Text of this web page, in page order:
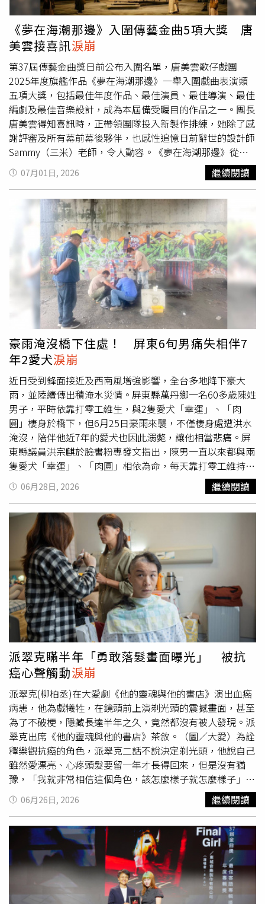
《夢在海潮那邊》入圍傳藝金曲5項大獎 唐
美雲接喜訊淚崩
第37屆傳藝金曲獎日前公布入圍名單，唐美雲歌仔戲團
2025年度旗艦作品《夢在海潮那邊》一舉入圍戲曲表演類
五項大獎，包括最佳年度作品、最佳演員、最佳導演、最佳
編劇及最佳音樂設計，成為本屆備受矚目的作品之一。團長
唐美雲得知喜訊時，正帶領團隊投入新製作排練，她除了感
謝評審及所有幕前幕後夥伴，也感性追憶日前辭世的設計師
Sammy（三米）老師，令人動容。《夢在海潮那邊》從劇
本發展、排練到巡迴演出，集結劇團多年創作能量，也展現
歌仔戲融合當代美學的全新樣貌。本次入圍項目包括戲曲表
演類最佳年度作品、《夢在海潮那邊》；最佳演員獎唐美
雲；最佳導演獎戴君芳；最佳編劇獎陳健星；以及最佳音樂
設計獎姬君達、陳歆翰，完整展現作品在表演、創作與製作
層面的整體實力。得知作品一口氣入圍五項大獎時，唐美雲
正與劇團成員為今年11月即將登場的慈濟《無量義法隨頌》
進行密集排練。她表示，當下大家都專注於排戲，接獲消息
後既驚喜又感動，非常感謝評審委員對劇團及所有入圍者的
肯定，也謝謝一路支持劇團的觀眾朋友，正因為有大家的鼓
勵，劇團才能持續推出更多精彩作品。唐美雲也特別向所有
參與《夢在海潮那邊》的工作團隊致謝，她表示，每一齣作
品都凝聚了設計老師、演員、樂師以及幕後行政團隊、義工
的共同努力，這份榮耀屬於所有每一位。
07月01日, 2026 繼續閱讀
豪雨淹沒橋下住處！ 屏東6旬男痛失相伴7
年2愛犬淚崩
近日受到鋒面接近及西南風增強影響，全台多地降下豪大
雨，並陸續傳出積淹水災情。屏東縣萬丹鄉一名60多歲陳姓
男子，平時依靠打零工維生，與2隻愛犬「幸運」、「肉
圓」棲身於橋下，但6月25日豪雨來襲，不僅棲身處遭洪水
淹沒，陪伴他近7年的愛犬也因此溺斃，讓他相當悲痛。屏
東縣議員洪宗麒於臉書粉專發文指出，陳男一直以來都與兩
隻愛犬「幸運」、「肉圓」相依為命，每天靠打零工維持生
活，也因為養著牠們，租屋四處碰壁，沒有房東願意出租房
子給他，因此他選擇在橋下用木板搭建棲身之處，當成一家
3口的家。洪宗麒提到，6月25日豪雨襲來，當時正在外面
工作的陳男想趕回家確認愛犬狀況，卻因道路淹水、交通中
斷回不了家，等到雨勢稍緩，他只是走到橋邊，就發現家沒
了，2隻愛犬也永遠離開了。洪宗麒表示，6月27日積水終
於退去，他們與陳男一起走進橋下，發現「幸運」和「肉
圓」靜靜地躺著，從現場情況看得出來，牠們生前曾努力掙
扎、努力求生，仍敵不過無情的豪雨，「大哥站在2隻毛孩
子身旁，再也忍不住情緒，落下了男人的眼淚。他沒有哭
喊，只是不停地看著牠們，眼神裡滿是不捨與自責……對他
而言，牠們是陪伴他度過無數孤單日子的家人，是他生命中
最重要的依靠。」洪宗麒說，他立即聯絡寵物殯葬業者到場
協助，自掏腰包負擔2隻狗狗的火化費用，希望牠們能有尊
嚴地走完最後一程，也想替陳男減輕一點點負擔，「天災帶
走了橋下的家，也帶走了兩個最忠心的家人。願幸運、肉圓
一路好走，在沒有風雨、沒有飢餓的地方自由奔跑。也希望
大哥知道，雖然失去了最愛的家人，但這個社會還有許多人
願意伸出援手，陪你一起走過這段最艱難的日子。」
06月28日, 2026 繼續閱讀
派翠克瞞半年「勇敢落髮畫面曝光」 被抗
癌心聲觸動淚崩
派翠克(柳柏丞)在大愛劇《他的靈魂與他的書店》演出血癌
病患，他為戲犧牲，在鏡頭前上演剃光頭的震撼畫面，甚至
為了不破梗，隱藏長達半年之久，竟然都沒有被人發現。派
翠克出席《他的靈魂與他的書店》茶敘。（圖／大愛）為詮
釋樂觀抗癌的角色，派翠克二話不說決定剃光頭，他說自己
雖然愛漂亮、心疼頭髮要留一年才長得回來，但是沒有猶
豫，「我就非常相信這個角色，該怎麼樣子就怎麼樣子」。
原本導演林志儒打算讓他剃好再開拍，但為了捕捉最真實的
張力，臨時加戲改為由「二姊」黃采儀在戲裡親手幫他剃
髮，黃采儀對此簡直嚇死，一直擔心會弄傷他，過程緊張頻
問「可以嗎？」派翠克笑說，剃完頭最大的好處是「洗頭好
輕鬆哦，我還沒吹就乾了」。隨之而來的是半年的「避風
頭」時期。當時他還有主持《小姐不熙娣》與其他代言工
作，為了不讓新戲造型提早曝光，他出門必戴帽子，甚至在
拍電玩代言時，還請造型師特製假髮「竟然完全沒有人發
06月26日, 2026 繼續閱讀